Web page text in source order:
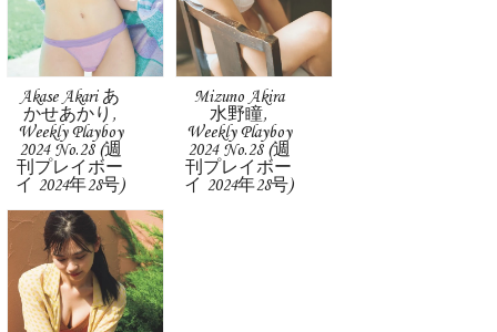
Akase Akari あ
かせあかり,
Weekly Playboy
2024 No.28 (週
刊プレイボー
イ 2024年28号)
Mizuno Akira
水野瞳,
Weekly Playboy
2024 No.28 (週
刊プレイボー
イ 2024年28号)